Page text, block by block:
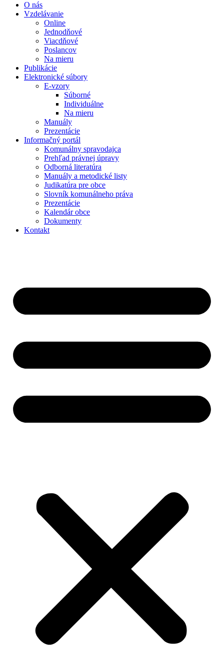
O nás
Vzdelávanie
Online
Jednodňové
Viacdňové
Poslancov
Na mieru
Publikácie
Elektronické súbory
E-vzory
Súborné
Individuálne
Na mieru
Manuály
Prezentácie
Informačný portál
Komunálny spravodajca
Prehľad právnej úpravy
Odborná literatúra
Manuály a metodické listy
Judikatúra pre obce
Slovník komunálneho práva
Prezentácie
Kalendár obce
Dokumenty
Kontakt